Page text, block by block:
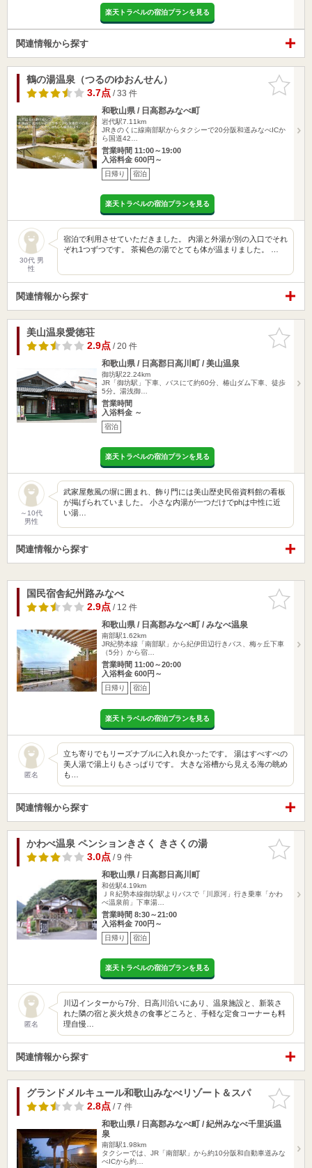
楽天トラベルの宿泊プランを見る
関連情報から探す
お気に入
りに追加
鶴の湯温泉（つるのゆおんせん）
3.7点/ 33 件
和歌山県 / 日高郡みなべ町
岩代駅7.11km
JRきのくに線南部駅からタクシーで20分阪和道みなべICか
ら国道42…
営業時間 11:00～19:00
入浴料金 600円～
日帰り 宿泊
楽天トラベルの宿泊プランを見る
30代 男
性
宿泊で利用させていただきました。 内湯と外湯が別の入口でそれ
ぞれ1つずつです。 茶褐色の湯でとても体が温まりました。 …
関連情報から探す
お気に入
りに追加
美山温泉愛徳荘
2.9点/ 20 件
和歌山県 / 日高郡日高川町 / 美山温泉
御坊駅22.24km
JR「御坊駅」下車、バスにて約60分、椿山ダム下車、徒歩
5分。湯浅御…
営業時間
入浴料金 ～
宿泊
楽天トラベルの宿泊プランを見る
～10代
男性
武家屋敷風の塀に囲まれ、飾り門には美山歴史民俗資料館の看板
が掲げられていました。 小さな内湯が一つだけでphは中性に近
い湯…
関連情報から探す
お気に入
りに追加
国民宿舎紀州路みなべ
2.9点/ 12 件
和歌山県 / 日高郡みなべ町 / みなべ温泉
南部駅1.62km
JR紀勢本線「南部駅」から紀伊田辺行きバス、梅ヶ丘下車
（5分）から宿…
営業時間 11:00～20:00
入浴料金 600円～
日帰り 宿泊
楽天トラベルの宿泊プランを見る
匿名
立ち寄りでもリーズナブルに入れ良かったです。 湯はすべすべの
美人湯で湯上りもさっぱりです。 大きな浴槽から見える海の眺め
も…
関連情報から探す
お気に入
りに追加
かわべ温泉 ペンションきさく きさくの湯
3.0点/ 9 件
和歌山県 / 日高郡日高川町
和佐駅4.19km
ＪＲ紀勢本線御坊駅よりバスで「川原河」行き乗車「かわ
べ温泉前」下車湯…
営業時間 8:30～21:00
入浴料金 700円～
日帰り 宿泊
楽天トラベルの宿泊プランを見る
匿名
川辺インターから7分、日高川沿いにあり、温泉施設と、新装さ
れた隣の宿と炭火焼きの食事どころと、手軽な定食コーナーも料
理自慢…
関連情報から探す
お気に入
りに追加
グランドメルキュール和歌山みなべリゾート＆スパ
2.8点/ 7 件
和歌山県 / 日高郡みなべ町 / 紀州みなべ千里浜温
泉
南部駅1.98km
タクシーでは、JR「南部駅」から約10分阪和自動車道みな
べICから約…